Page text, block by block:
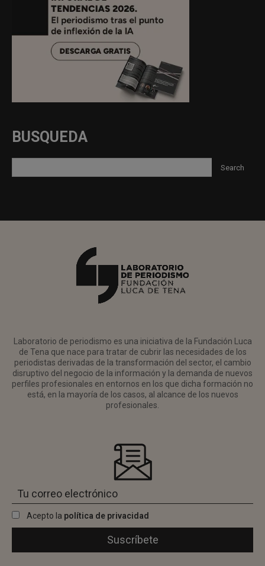
BUSQUEDA
Laboratorio de periodismo es una iniciativa de la Fundación Luca
de Tena que nace para tratar de cubrir las necesidades de los
periodistas derivadas de la transformación del sector, el cambio
disruptivo del negocio de la información y la demanda de nuevos
perfiles profesionales en entornos en los que dicha formación no
está, en la mayoría de los casos, al alcance de los nuevos
profesionales.
Acepto la política de privacidad